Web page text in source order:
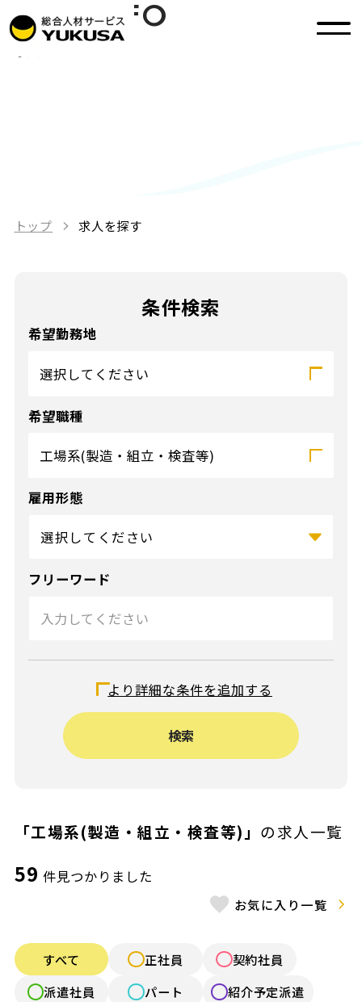
JOB INFO
トップ 求人を探す
条件検索
希望勤務地
選択してください
希望職種
工場系(製造・組立・検査等)
雇用形態
フリーワード
給与（時給）
〜
給与（月給）
施設形態
認定こども園
公立保育園
認可外保育園 病院内保育
より詳細な条件を追加する
検索
「工場系(製造・組立・検査等)」 の求人一覧
59 件見つかりました
お気に入り一覧
すべて 正社員
契約社員
派遣社員
パート 紹介予定派遣